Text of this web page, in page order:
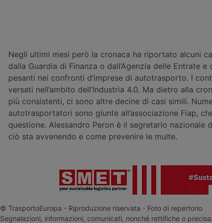
Negli ultimi mesi però la cronaca ha riportato alcuni
dalla Guardia di Finanza o dall’Agenzia delle Entrate
pesanti nei confronti d’imprese di autotrasporto. I
versati nell’ambito dell’Industria 4.0. Ma dietro alla
più consistenti, ci sono altre decine di casi simili.
autotrasportatori sono giunte all’associazione Fiap,
questione. Alessandro Peron è il segretario nazionale
ciò sta avvenendo e come prevenire le multe.
© TrasportoEuropa - Riproduzione riservata - Foto di repertorio
Segnalazioni, informazioni, comunicati, nonché rettifiche o